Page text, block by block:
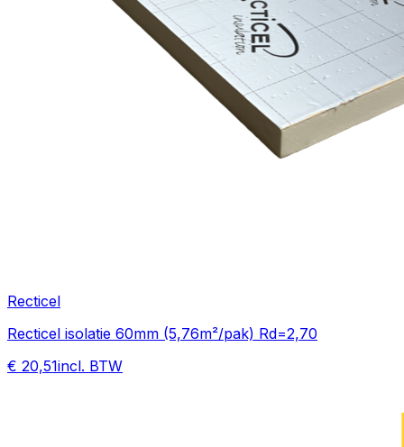
Recticel
Recticel isolatie 60mm (5,76m²/pak) Rd=2,70
€ 20,51incl. BTW